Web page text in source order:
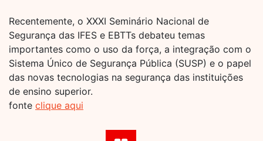
Recentemente, o XXXI Seminário Nacional de
Segurança das IFES e EBTTs debateu temas
importantes como o uso da força, a integração com o
Sistema Único de Segurança Pública (SUSP) e o papel
das novas tecnologias na segurança das instituições
de ensino superior.
fonte clique aqui